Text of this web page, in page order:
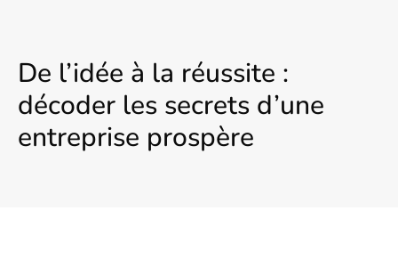
De l’idée à la réussite :
décoder les secrets d’une
entreprise prospère